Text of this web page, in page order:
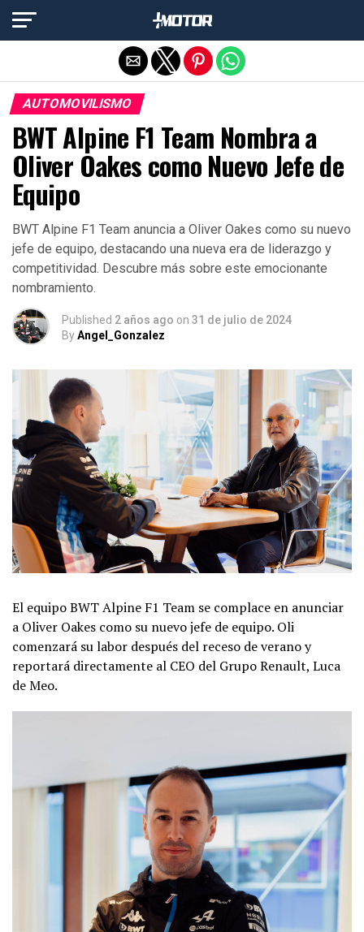
AUTOMOVILISMO
BWT Alpine F1 Team Nombra a
Oliver Oakes como Nuevo Jefe de
Equipo
BWT Alpine F1 Team anuncia a Oliver Oakes como su nuevo
jefe de equipo, destacando una nueva era de liderazgo y
competitividad. Descubre más sobre este emocionante
nombramiento.
Published 2 años ago on 31 de julio de 2024
ByAngel_Gonzalez
El equipo BWT Alpine F1 Team se complace en anunciar
a Oliver Oakes como su nuevo jefe de equipo. Oli
comenzará su labor después del receso de verano y
reportará directamente al CEO del Grupo Renault, Luca
de Meo.
Salir de la versión móvil